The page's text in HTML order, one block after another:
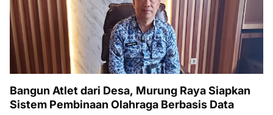
Bangun Atlet dari Desa, Murung Raya Siapkan
Sistem Pembinaan Olahraga Berbasis Data